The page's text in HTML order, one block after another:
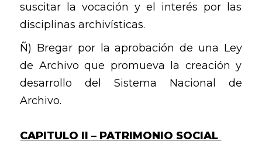
suscitar la vocación y el interés por las
disciplinas archivísticas.
Ñ) Bregar por la aprobación de una Ley
de Archivo que promueva la creación y
desarrollo del Sistema Nacional de
Archivo.
CAPITULO II – PATRIMONIO SOCIAL